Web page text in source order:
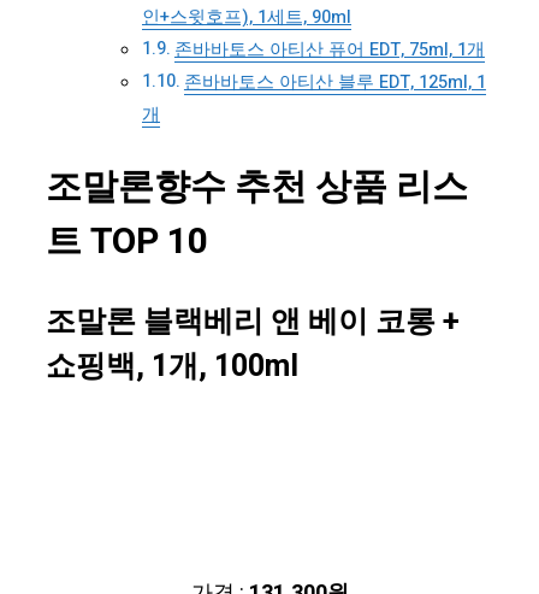
인+스윗호프), 1세트, 90ml
존바바토스 아티산 퓨어 EDT, 75ml, 1개
존바바토스 아티산 블루 EDT, 125ml, 1
개
조말론향수 추천 상품 리스
트 TOP 10
조말론 블랙베리 앤 베이 코롱 +
쇼핑백, 1개, 100ml